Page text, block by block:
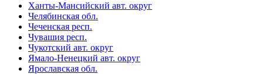
Ханты-Мансийский авт. округ
Челябинская обл.
Чеченская респ.
Чувашия респ.
Чукотский авт. округ
Ямало-Ненецкий авт. округ
Ярославская обл.